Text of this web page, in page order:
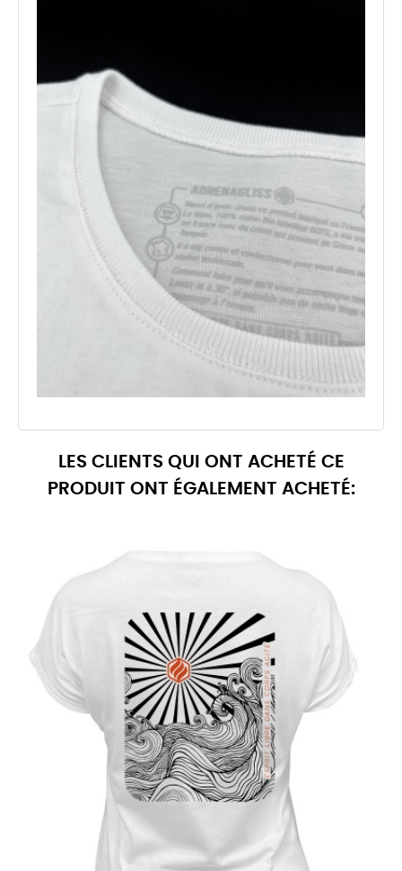
LES CLIENTS QUI ONT ACHETÉ CE
PRODUIT ONT ÉGALEMENT ACHETÉ: